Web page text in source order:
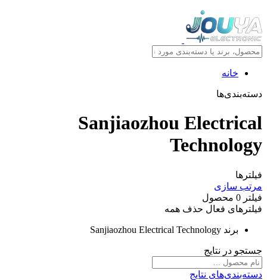
خانه
دسته‌بندی‌ها
Sanjiaozhou Electrical
Technology
فیلترها
مرتب سازی
فیلتر 0 محصول
فیلترهای فعال حذف همه
برند Sanjiaozhou Electrical Technology
جستجو در نتایج
دسته‌بندی‌های نتایج